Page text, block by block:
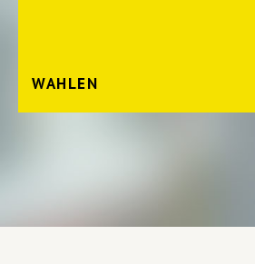
WAHLEN